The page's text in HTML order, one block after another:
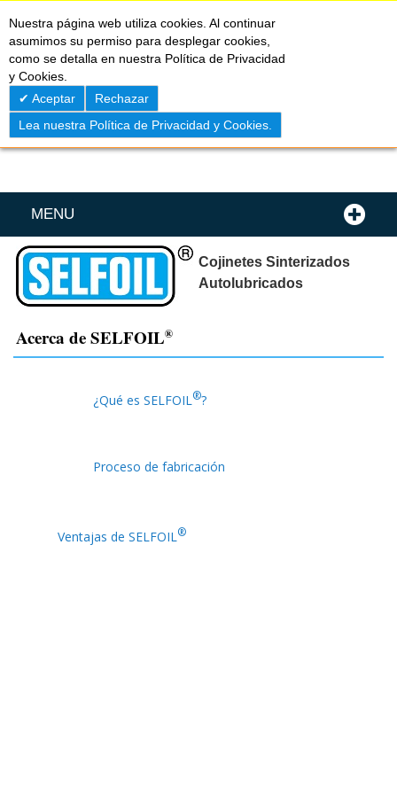
Nuestra página web utiliza cookies. Al continuar
asumimos su permiso para desplegar cookies,
como se detalla en nuestra Política de Privacidad
y Cookies.
Aceptar
Rechazar
Lea nuestra Política de Privacidad y Cookies.
to
Content
MENU
Cojinetes Sinterizados
Autolubricados
Acerca de SELFOIL®
¿Qué es SELFOIL ®?
Proceso de fabricación
Ventajas de SELFOIL®